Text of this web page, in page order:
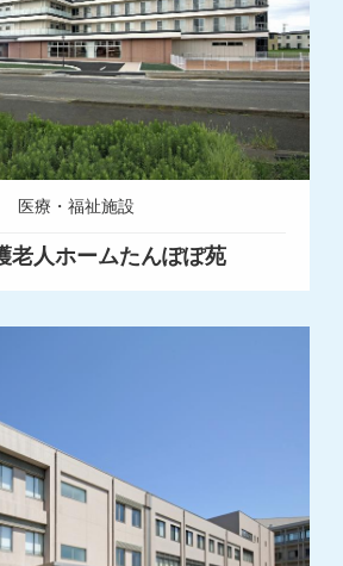
医療・福祉施設
老人ホームたんぽぽ苑